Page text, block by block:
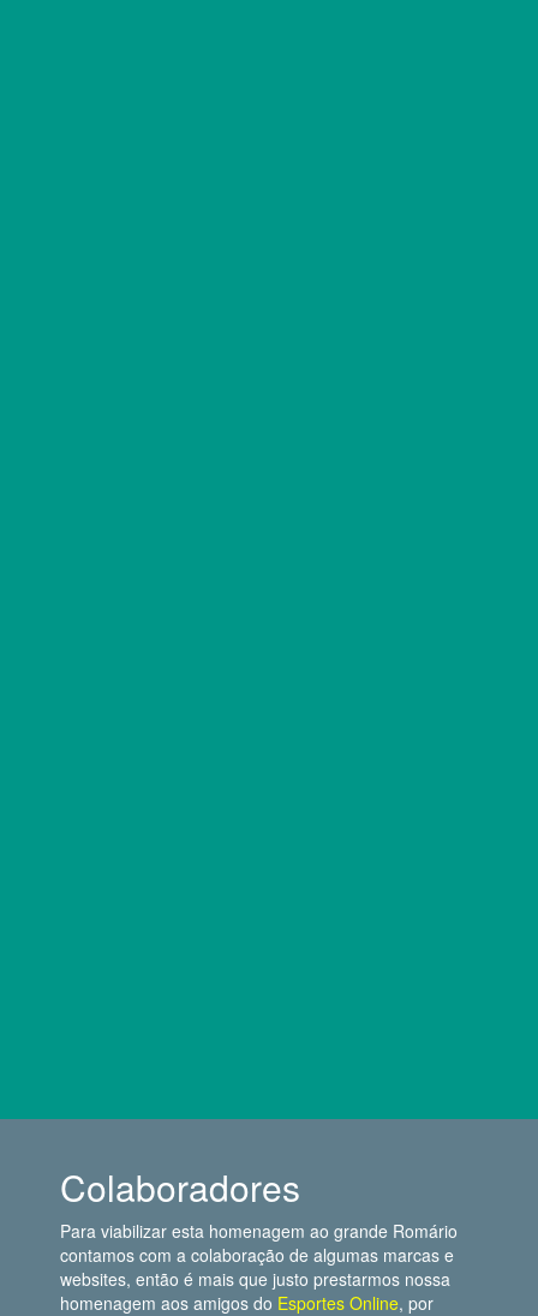
Colaboradores
Para viabilizar esta homenagem ao grande Romário
contamos com a colaboração de algumas marcas e
websites, então é mais que justo prestarmos nossa
homenagem aos amigos do Esportes Online, por